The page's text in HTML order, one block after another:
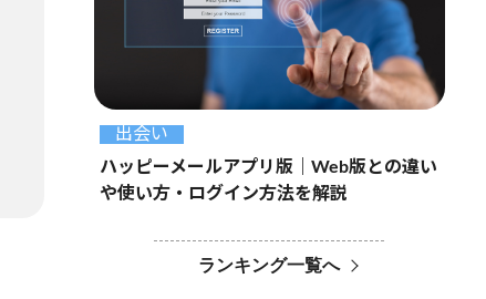
出会い
ハッピーメールアプリ版｜Web版との違い
や使い方・ログイン方法を解説
ランキング一覧へ